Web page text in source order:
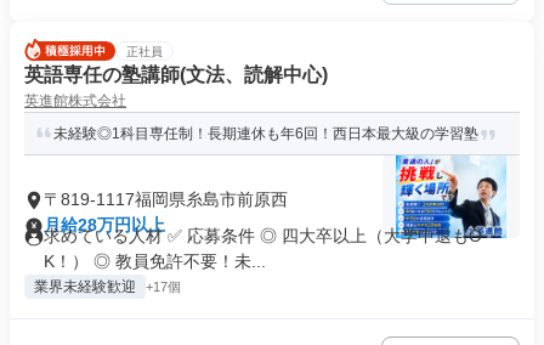
正社員
英語専任の塾講師(文法、読解中心)
英進館株式会社
未経験◎1科目専任制！長期連休も年6回！西日本最大級の学習塾
〒819-1117福岡県糸島市前原西
月給28万円以上
求めている人材 ✅ 応募条件 ◎ 四大卒以上（大学中退もO
K！） ◎ 教員免許不要！未...
業界未経験歓迎 +17個